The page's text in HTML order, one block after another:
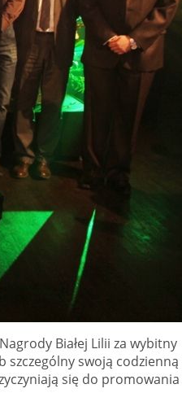
Białej Lilii za wybitny
szczególny swoją codzienną
się do promowania